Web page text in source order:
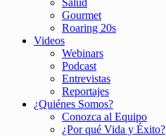
Salud
Gourmet
Roaring 20s
Videos
Webinars
Podcast
Entrevistas
Reportajes
¿Quiénes Somos?
Conozca al Equipo
¿Por qué Vida y Éxito?